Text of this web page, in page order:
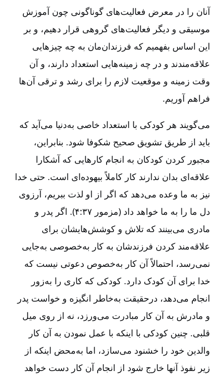
آنان را در معرض فعالیت‌های گوناگونی چون آموزش
موسیقی و دیگر فعالیت‌های گروهی قرار دهیم، و بر
این اساس بفهمیم که فرزندان‌مان به چه چیزهایی
علاقه‌مندند و در چه زمینه‌هایی استعداد دارند، و آن
وقت زمینه و موقعیت لازم را برای رشد و ترقی آن‌ها
فراهم آوریم.
می‌گویند هر کودکی با استعداد خاصی به‌دنیا می‌آید که
باید از طریق تشویق صحیح شکوفا شود. بنابراین،
مجبور کردن کودکان به انجام کارهایی که آشکارا
علاقه‌ای بدان ندارند کار کاملاً بیهوده‌ای است. حتی خدا
نیز به ما وعده می‌دهد که اگر از او لذت ببریم، آرزوی
دل ما را به ما خواهد داد (مزمور ۳۷‌:‏۴). اگر پدر و
مادری می‌بینند که تلاش و کوشش‌‌هایشان برای
علاقه‌مند کردن فرزندشان به کار به‌خصوصی به‌جایی
نمی‌رسد، احتمالاً آن کار به‌خصوص دعوتی نیست که
خدا برای آن کودک دارد. کودکی که کاری را به‌زور
انجام می‌دهد، درحقیقت به‌خاطر انگیزه و خواست پدر
و مادرش به آن کار مبادرت می‌ورزد، نه از روی میل
قلبی. چنین کودکی با اینکه با عمل نمودن به آن کار
والدین خود را خشنود می‌سازد، اما به‌محض اینکه از
زیر نفوذ آنها خارج شود از انجام آن کار دست خواهد